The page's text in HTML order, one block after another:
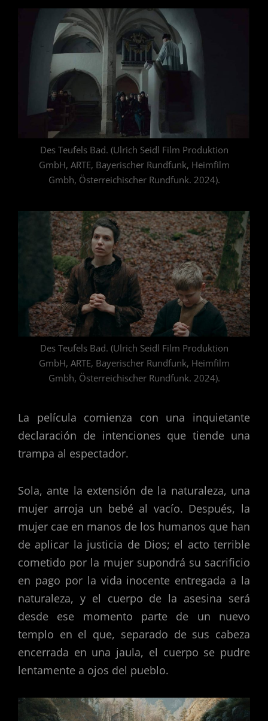
Des Teufels Bad. (Ulrich Seidl Film Produktion
GmbH, ARTE, Bayerischer Rundfunk, Heimfilm
Gmbh, Österreichischer Rundfunk. 2024).
Des Teufels Bad. (Ulrich Seidl Film Produktion
GmbH, ARTE, Bayerischer Rundfunk, Heimfilm
Gmbh, Österreichischer Rundfunk. 2024).
La película comienza con una inquietante
declaración de intenciones que tiende una
trampa al espectador.
Sola, ante la extensión de la naturaleza, una
mujer arroja un bebé al vacío. Después, la
mujer cae en manos de los humanos que han
de aplicar la justicia de Dios; el acto terrible
cometido por la mujer supondrá su sacrificio
en pago por la vida inocente entregada a la
naturaleza, y el cuerpo de la asesina será
desde ese momento parte de un nuevo
templo en el que, separado de sus cabeza
encerrada en una jaula, el cuerpo se pudre
lentamente a ojos del pueblo.